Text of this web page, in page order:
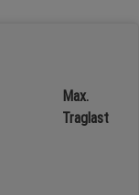
Max.
Traglast